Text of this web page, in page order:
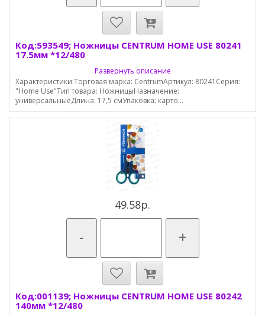
Код:593549; Ножницы CENTRUM HOME USE 80241
17.5мм *12/480
Развернуть описание
Характеристики:Торговая марка: CentrumАртикул: 80241Серия:
"Home Use"Тип товара: НожницыНазначение:
универсальныеДлина: 17,5 смУпаковка: карто...
49.58р.
- +
Код:001139; Ножницы CENTRUM HOME USE 80242
140мм *12/480